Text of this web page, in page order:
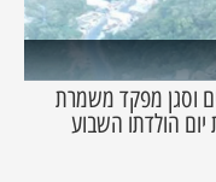
וסגן מפקד משמרת
הולדתו השבוע